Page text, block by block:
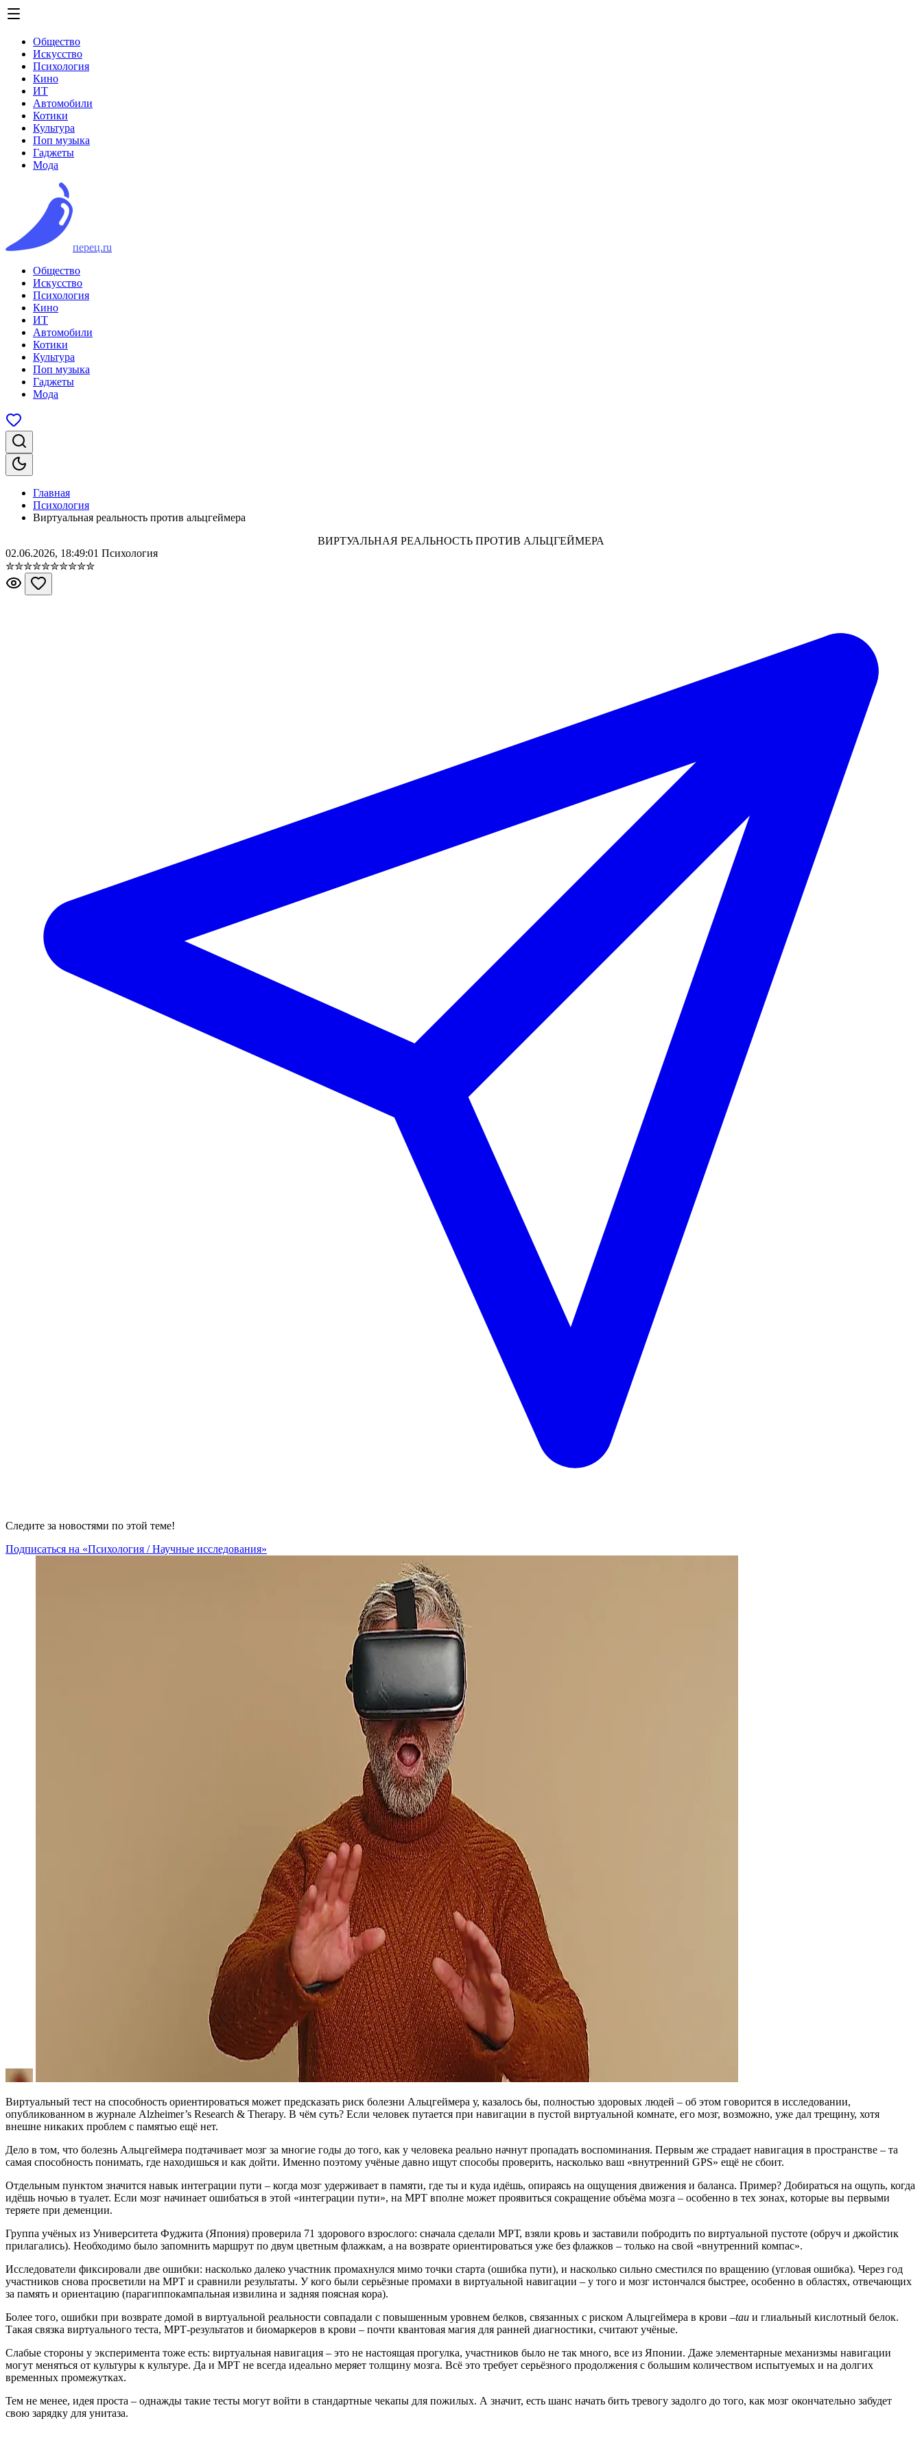
Общество
Искусство
Психология
Кино
ИТ
Автомобили
Котики
Культура
Поп музыка
Гаджеты
Мода
перец.ru
Общество
Искусство
Психология
Кино
ИТ
Автомобили
Котики
Культура
Поп музыка
Гаджеты
Мода
Главная
Психология
Виртуальная реальность против альцгеймера
ВИРТУАЛЬНАЯ РЕАЛЬНОСТЬ ПРОТИВ АЛЬЦГЕЙМЕРА
02.06.2026, 18:49:01 Психология
✮✮✮✮✮✮✮✮✮✮
Следите за новостями по этой теме!
Подписаться на «Психология / Научные исследования»
Виртуальный тест на способность ориентироваться может предсказать риск болезни Альцгеймера у, казалось бы, полностью здоровых людей – об этом говорится в исследовании,
опубликованном в журнале Alzheimer’s Research & Therapy. В чём суть? Если человек путается при навигации в пустой виртуальной комнате, его мозг, возможно, уже дал трещину, хотя
внешне никаких проблем с памятью ещё нет.
Дело в том, что болезнь Альцгеймера подтачивает мозг за многие годы до того, как у человека реально начнут пропадать воспоминания. Первым же страдает навигация в пространстве – та
самая способность понимать, где находишься и как дойти. Именно поэтому учёные давно ищут способы проверить, насколько ваш «внутренний GPS» ещё не сбоит.
Отдельным пунктом значится навык интеграции пути – когда мозг удерживает в памяти, где ты и куда идёшь, опираясь на ощущения движения и баланса. Пример? Добираться на ощупь, когда
идёшь ночью в туалет. Если мозг начинает ошибаться в этой «интеграции пути», на МРТ вполне может проявиться сокращение объёма мозга – особенно в тех зонах, которые вы первыми
теряете при деменции.
Группа учёных из Университета Фуджита (Япония) проверила 71 здорового взрослого: сначала сделали МРТ, взяли кровь и заставили побродить по виртуальной пустоте (обруч и джойстик
прилагались). Необходимо было запомнить маршрут по двум цветным флажкам, а на возврате ориентироваться уже без флажков – только на свой «внутренний компас».
Исследователи фиксировали две ошибки: насколько далеко участник промахнулся мимо точки старта (ошибка пути), и насколько сильно сместился по вращению (угловая ошибка). Через год
участников снова просветили на МРТ и сравнили результаты. У кого были серьёзные промахи в виртуальной навигации – у того и мозг истончался быстрее, особенно в областях, отвечающих
за память и ориентацию (парагиппокампальная извилина и задняя поясная кора).
Более того, ошибки при возврате домой в виртуальной реальности совпадали с повышенным уровнем белков, связанных с риском Альцгеймера в крови –tau и глиальный кислотный белок.
Такая связка виртуального теста, МРТ-результатов и биомаркеров в крови – почти квантовая магия для ранней диагностики, считают учёные.
Слабые стороны у эксперимента тоже есть: виртуальная навигация – это не настоящая прогулка, участников было не так много, все из Японии. Даже элементарные механизмы навигации
могут меняться от культуры к культуре. Да и МРТ не всегда идеально меряет толщину мозга. Всё это требует серьёзного продолжения с большим количеством испытуемых и на долгих
временных промежутках.
Тем не менее, идея проста – однажды такие тесты могут войти в стандартные чекапы для пожилых. А значит, есть шанс начать бить тревогу задолго до того, как мозг окончательно забудет
свою зарядку для унитаза.